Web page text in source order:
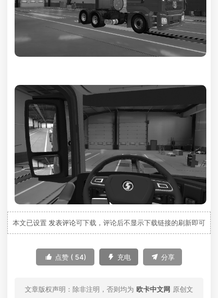
本文已设置 发表评论可下载，评论后不显示下载链接的刷新即可
 点赞 (54)  充电  分享
文章版权声明：除非注明，否则均为 欧卡中文网 原创文